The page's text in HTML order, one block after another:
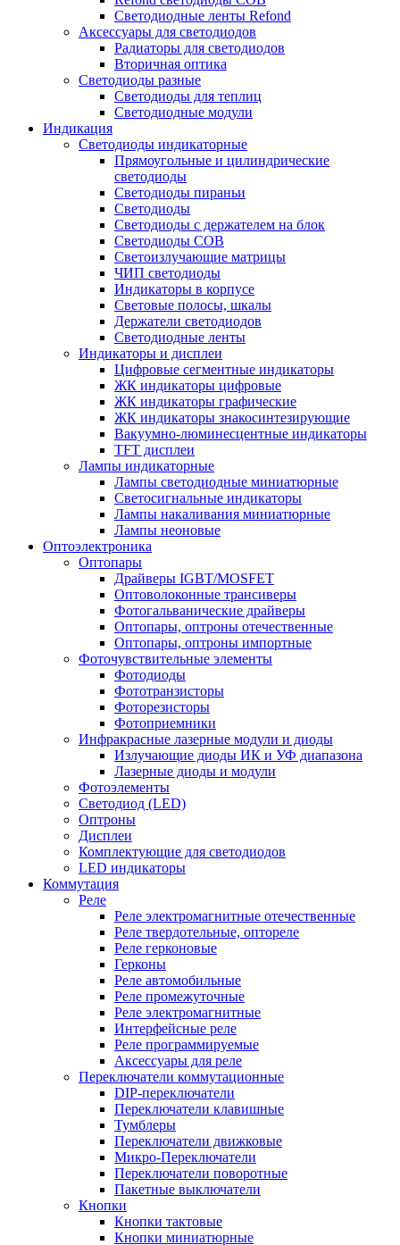
Светодиодные ленты Refond
Аксессуары для светодиодов
Радиаторы для светодиодов
Вторичная оптика
Светодиоды разные
Светодиоды для теплиц
Светодиодные модули
Индикация
Светодиоды индикаторные
Прямоугольные и цилиндрические
светодиоды
Светодиоды пираньи
Светодиоды
Светодиоды с держателем на блок
Светодиоды COB
Светоизлучающие матрицы
ЧИП светодиоды
Индикаторы в корпусе
Световые полосы, шкалы
Держатели светодиодов
Светодиодные ленты
Индикаторы и дисплеи
Цифровые сегментные индикаторы
ЖК индикаторы цифровые
ЖК индикаторы графические
ЖК индикаторы знакосинтезирующие
Вакуумно-люминесцентные индикаторы
TFT дисплеи
Лампы индикаторные
Лампы светодиодные миниатюрные
Светосигнальные индикаторы
Лампы накаливания миниатюрные
Лампы неоновые
Оптоэлектроника
Оптопары
Драйверы IGBT/MOSFET
Оптоволоконные трансиверы
Фотогальванические драйверы
Оптопары, оптроны отечественные
Оптопары, оптроны импортные
Фоточувствительные элементы
Фотодиоды
Фототранзисторы
Фоторезисторы
Фотоприемники
Инфракрасные лазерные модули и диоды
Излучающие диоды ИК и УФ диапазона
Лазерные диоды и модули
Фотоэлементы
Светодиод (LED)
Оптроны
Дисплеи
Комплектующие для светодиодов
LED индикаторы
Коммутация
Реле
Реле электромагнитные отечественные
Реле твердотельные, оптореле
Реле герконовые
Герконы
Реле автомобильные
Реле промежуточные
Реле электромагнитные
Интерфейсные реле
Реле программируемые
Аксессуары для реле
Переключатели коммутационные
DIP-переключатели
Переключатели клавишные
Тумблеры
Переключатели движковые
Микро-Переключатели
Переключатели поворотные
Пакетные выключатели
Кнопки
Кнопки тактовые
Кнопки миниатюрные